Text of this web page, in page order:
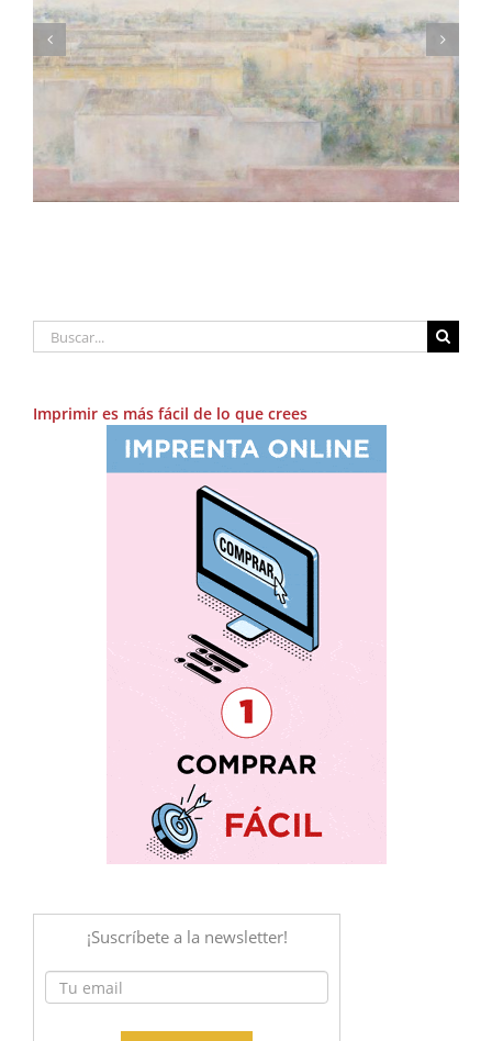
Núria Tamarit ilustra el mes de julio en nuestro
calendario
Buscar:
Imprimir es más fácil de lo que crees